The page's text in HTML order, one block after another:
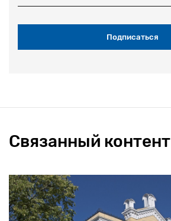
Связанный контент